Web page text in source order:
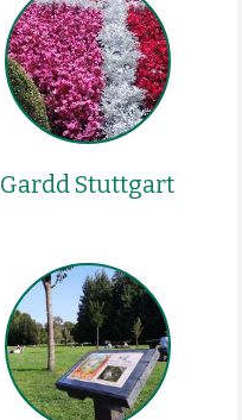
Gardd Stuttgart